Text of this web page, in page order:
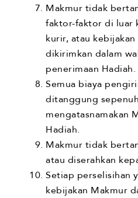
Makmur tidak
faktor-faktor di luar
kurir, atau
dikirimkan dalam
penerimaan Hadiah.
Semua biaya
ditanggung
mengatasnamakan
Hadiah.
Makmur tidak
atau diserahkan
Setiap perselisihan
kebijakan Makmur